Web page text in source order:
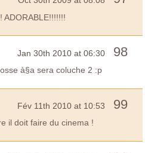
ADORABLE!!!!!!!
Jan 30th 2010 at 06:30 98
à§a sera coluche 2 :p
Fév 11th 2010 at 10:53 99
il doit faire du cinema !